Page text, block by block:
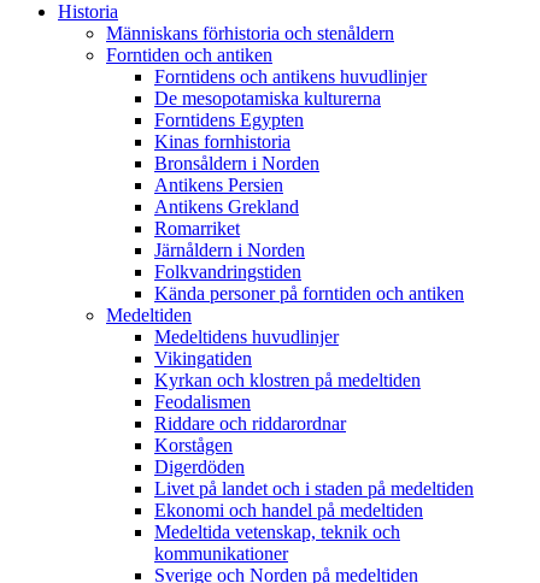
Historia
Människans förhistoria och stenåldern
Forntiden och antiken
Forntidens och antikens huvudlinjer
De mesopotamiska kulturerna
Forntidens Egypten
Kinas fornhistoria
Bronsåldern i Norden
Antikens Persien
Antikens Grekland
Romarriket
Järnåldern i Norden
Folkvandringstiden
Kända personer på forntiden och antiken
Medeltiden
Medeltidens huvudlinjer
Vikingatiden
Kyrkan och klostren på medeltiden
Feodalismen
Riddare och riddarordnar
Korstågen
Digerdöden
Livet på landet och i staden på medeltiden
Ekonomi och handel på medeltiden
Medeltida vetenskap, teknik och
kommunikationer
Sverige och Norden på medeltiden